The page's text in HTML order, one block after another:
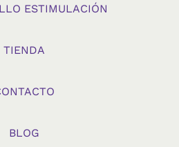
ESTIMULACIÓN
TIENDA
BLOG